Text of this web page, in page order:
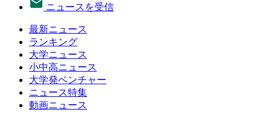
ニュースを受信
最新ニュース
ランキング
大学ニュース
小中高ニュース
大学発ベンチャー
ニュース特集
動画ニュース